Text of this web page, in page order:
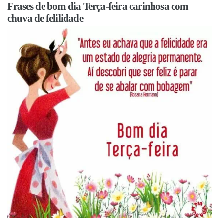
Frases de bom dia Terça-feira carinhosa com
chuva de felilidade